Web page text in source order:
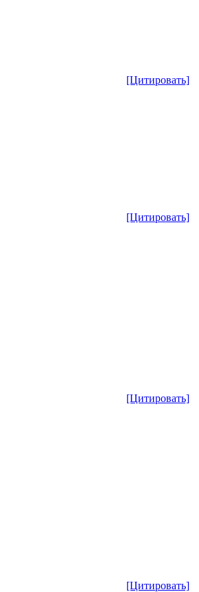
[Цитировать]
[Цитировать]
[Цитировать]
[Цитировать]